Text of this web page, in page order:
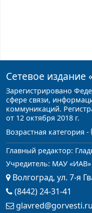
Сетевое издание
Зарегистрировано
сфере связи,
коммуникаций.
от 12 октября 2018 г.
Возрастная категория -
Главный редактор:
Учредитель: МАУ «ИАВ»
Волгоград, ул. 7-я
(8442) 24-31-41
glavred@gorvesti.ru